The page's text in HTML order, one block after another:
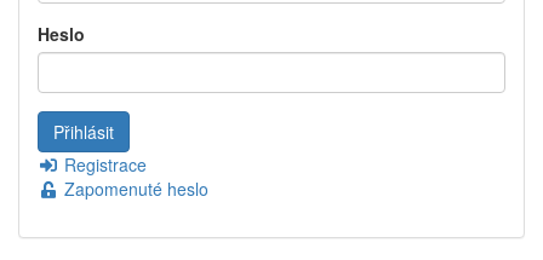
Heslo
Registrace
Zapomenuté heslo